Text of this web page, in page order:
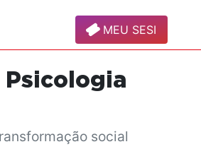
MEU SESI
Psicologia
social